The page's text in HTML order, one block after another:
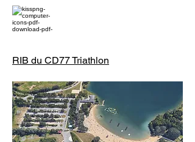
RIB du CD77 Triathlon